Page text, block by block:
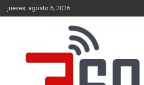
Skip
to
jueves, agosto 6, 2026